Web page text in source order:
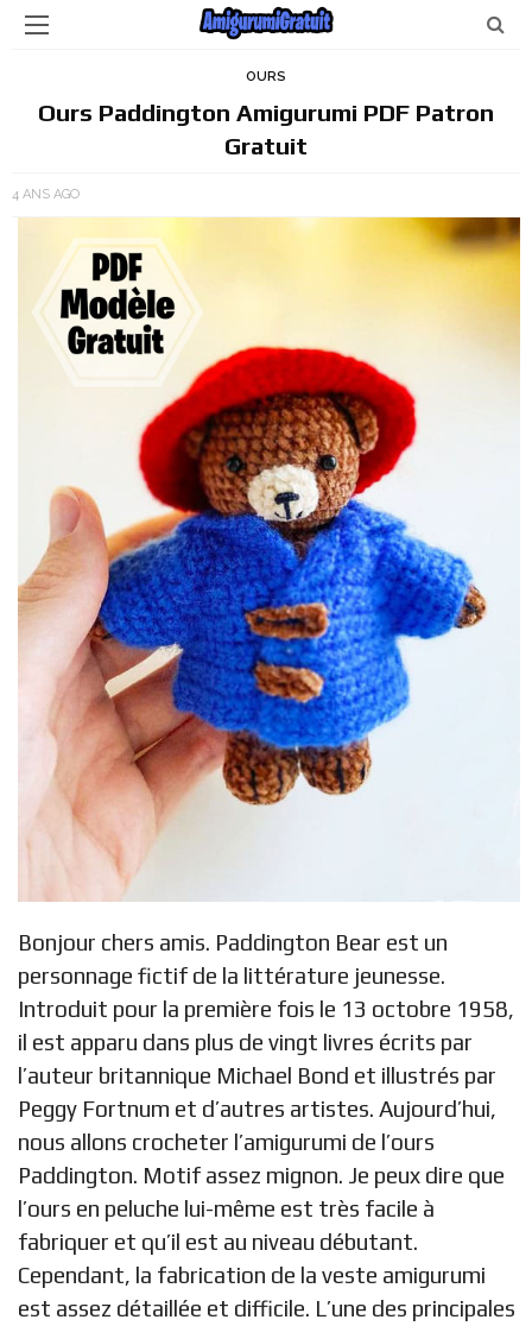
OURS
Ours Paddington Amigurumi PDF Patron
Gratuit
4 ANS AGO
Bonjour chers amis. Paddington Bear est un
personnage fictif de la littérature jeunesse.
Introduit pour la première fois le 13 octobre 1958,
il est apparu dans plus de vingt livres écrits par
l’auteur britannique Michael Bond et illustrés par
Peggy Fortnum et d’autres artistes. Aujourd’hui,
nous allons crocheter l’amigurumi de l’ours
Paddington. Motif assez mignon. Je peux dire que
l’ours en peluche lui-même est très facile à
fabriquer et qu’il est au niveau débutant.
Cependant, la fabrication de la veste amigurumi
est assez détaillée et difficile. L’une des principales